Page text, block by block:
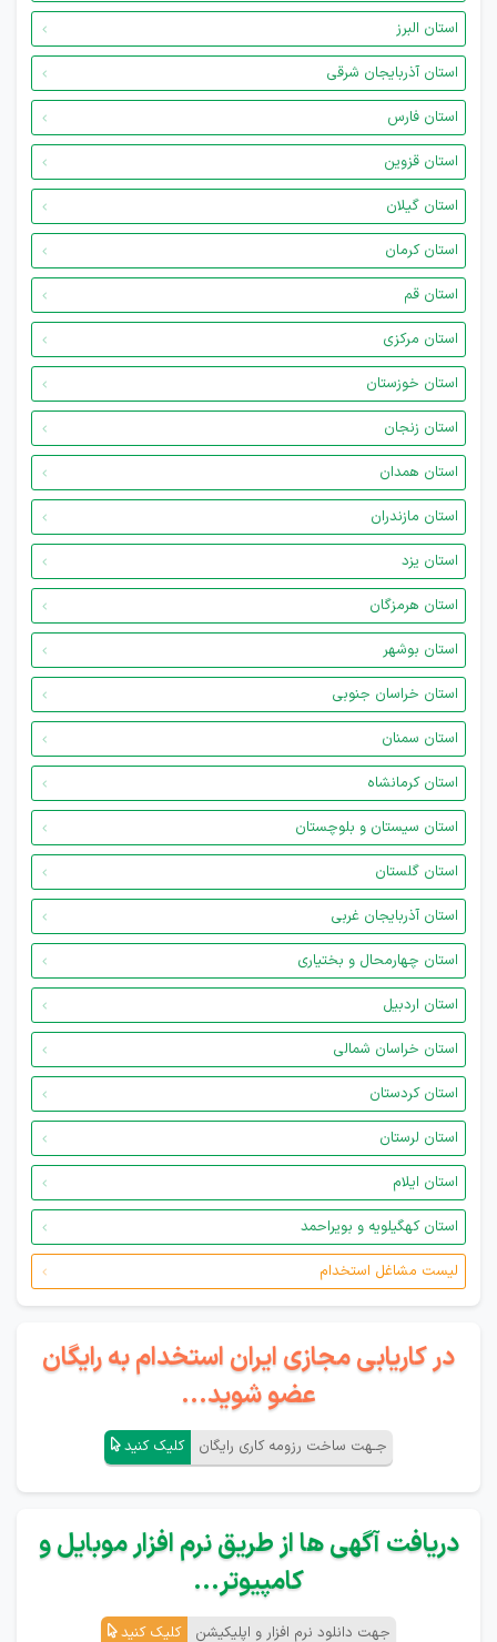
استان البرز
استان آذربایجان شرقی
استان فارس
استان قزوین
استان گیلان
استان کرمان
استان قم
استان مرکزی
استان خوزستان
استان زنجان
استان همدان
استان مازندران
استان یزد
استان هرمزگان
استان بوشهر
استان خراسان جنوبی
استان سمنان
استان کرمانشاه
استان سیستان و بلوچستان
استان گلستان
استان آذربایجان غربی
استان چهارمحال و بختیاری
استان اردبیل
استان خراسان شمالی
استان کردستان
استان لرستان
استان ایلام
استان کهگیلویه و بویراحمد
لیست مشاغل استخدام
در کاریابی مجازی ایران استخدام به رایگان
عضو شوید...
جـهت ساخت رزومه کاری رایگان کلیک کنید
دریافت آگهی ها از طریق نرم افزار موبایل و
کامپیوتر...
جهت دانلود نرم افزار و اپلیکیشن کلیک کنید